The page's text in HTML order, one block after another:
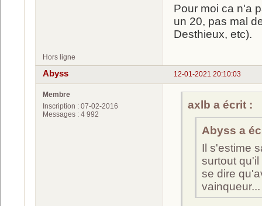
Pour moi ca n'a
un 20, pas mal
Desthieux, etc).
Hors ligne
12-01-2021 20:10:03
Abyss
Membre
Inscription : 07-02-2016
Messages : 4 992
axlb a écrit :
Abyss a
Il s'estime
surtout
se dire
vainqueur...